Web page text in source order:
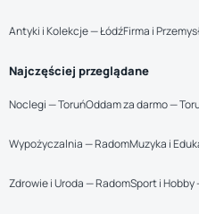
Antyki i Kolekcje — ŁódźFirma i
Najczęściej przeglądane
Noclegi — ToruńOddam za darmo —
Wypożyczalnia — RadomMuzyka i
Zdrowie i Uroda — RadomSport i Hobby